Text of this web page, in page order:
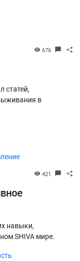
676
статей,
в
421
навыки,
SHIVA мире.